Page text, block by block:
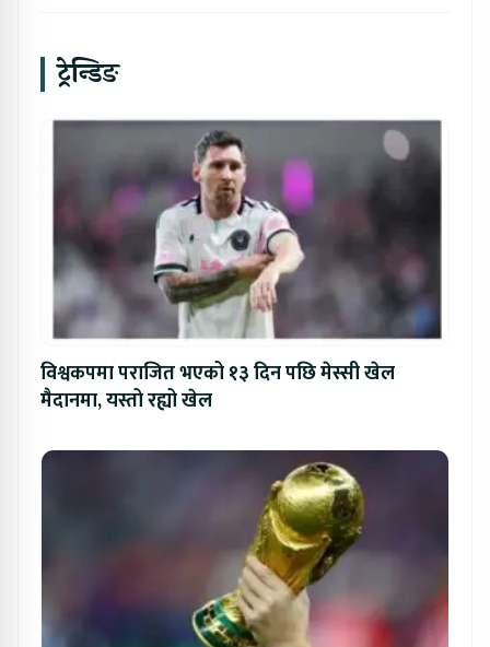
ट्रेन्डिङ
विश्वकपमा पराजित भएको १३ दिन पछि मेस्सी खेल
मैदानमा, यस्तो रह्यो खेल